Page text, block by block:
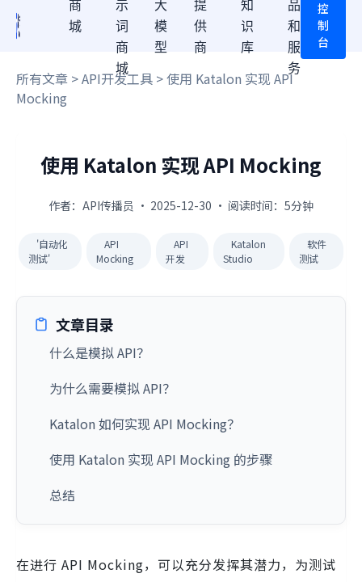
商
城
示
词
商
城
大
模
型
提
供
商
知
识
库
品
和
服
务
控
制
台
所有文章 >API开发工具 > 使用 Katalon 实现 API
Mocking
使用 Katalon 实现 API Mocking
作者：API传播员 · 2025-12-30 · 阅读时间：5分钟
'自动化
测试'
API
Mocking
API
开发
Katalon
Studio
软件
测试
文章目录
什么是模拟 API？
为什么需要模拟 API？
Katalon 如何实现 API Mocking？
使用 Katalon 实现 API Mocking 的步骤
总结
在进行 API Mocking，可以充分发挥其潜力，为测试